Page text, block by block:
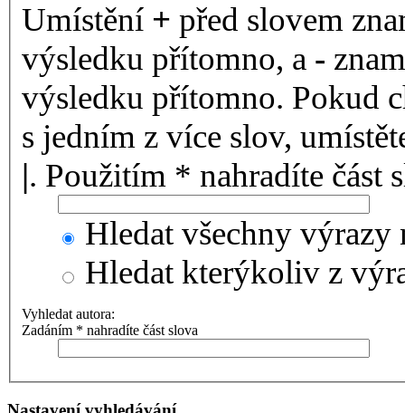
Umístění + před slovem
výsledku přítomno, a -
výsledku přítomno. Pokud
s jedním z více slov,
|. Použitím * nahradíte část
Hledat všechny výrazy
Hledat kterýkoliv z
Vyhledat autora:
Zadáním * nahradíte část slova